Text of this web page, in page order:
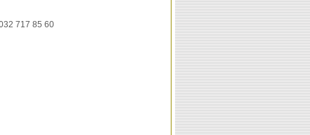
717 85 60